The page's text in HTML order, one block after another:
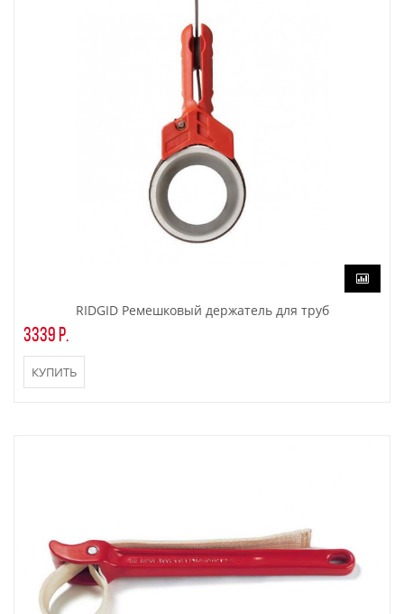
RIDGID Ремешковый держатель для труб
3339 р.
КУПИТЬ